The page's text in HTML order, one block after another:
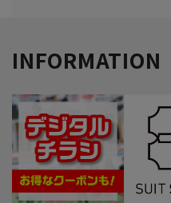
INFORMATION